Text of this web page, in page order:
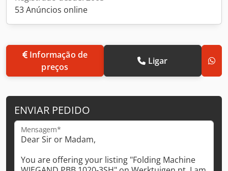
53 Anúncios online
Informação de
preços
Ligar
ENVIAR PEDIDO
Mensagem*